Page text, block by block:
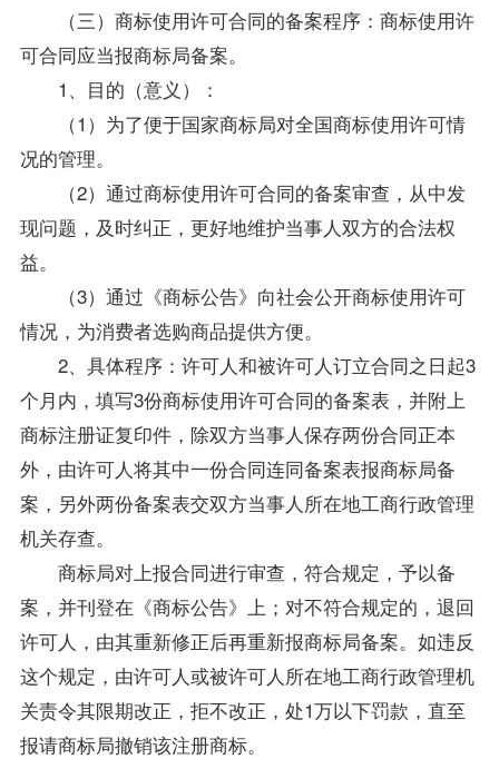
（三）商标使用许可合同的备案程序：商标使用许
可合同应当报商标局备案。
1、目的（意义）：
（1）为了便于国家商标局对全国商标使用许可情
况的管理。
（2）通过商标使用许可合同的备案审查，从中发
现问题，及时纠正，更好地维护当事人双方的合法权
益。
（3）通过《商标公告》向社会公开商标使用许可
情况，为消费者选购商品提供方便。
2、具体程序：许可人和被许可人订立合同之日起3
个月内，填写3份商标使用许可合同的备案表，并附上
商标注册证复印件，除双方当事人保存两份合同正本
外，由许可人将其中一份合同连同备案表报商标局备
案，另外两份备案表交双方当事人所在地工商行政管理
机关存查。
商标局对上报合同进行审查，符合规定，予以备
案，并刊登在《商标公告》上；对不符合规定的，退回
许可人，由其重新修正后再重新报商标局备案。如违反
这个规定，由许可人或被许可人所在地工商行政管理机
关责令其限期改正，拒不改正，处1万以下罚款，直至
报请商标局撤销该注册商标。